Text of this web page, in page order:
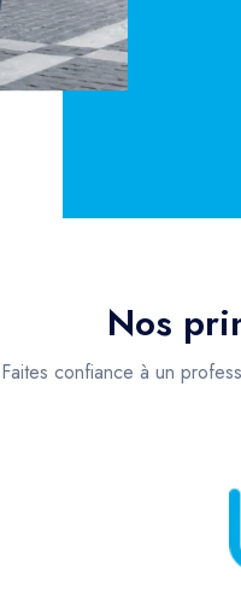
Nos
Faites confiance à un